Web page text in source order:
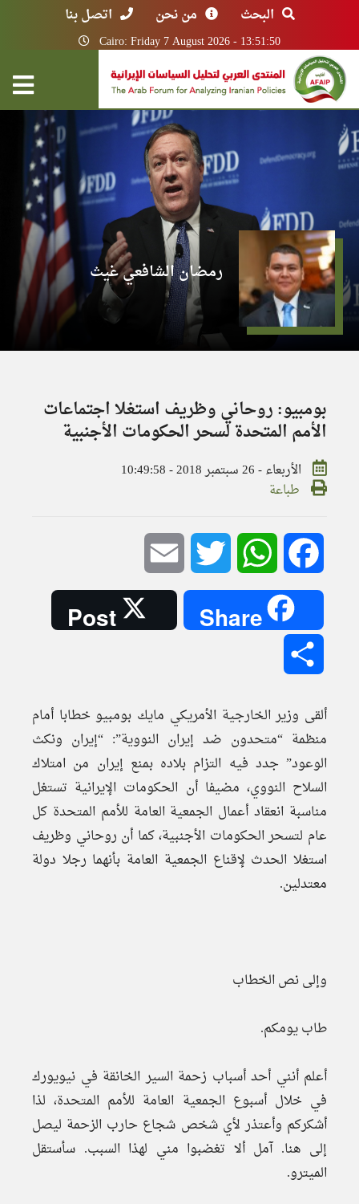
البحث من نحن اتصل بنا
Cairo: Friday 7 August 2026 - 13:51:50
رمضان الشافعي غيث
بومبيو: روحاني وظريف استغلا اجتماعات
الأمم المتحدة لسحر الحكومات الأجنبية
الأربعاء - 26 سبتمبر 2018 - 10:49:58
طباعة
Facebook
WhatsApp
Twitter
Share
Post
ألقى وزير الخارجية الأمريكي مايك بومبيو خطابا أمام
منظمة “متحدون ضد إيران النووية”: “إيران ونكث
الوعود” جدد فيه التزام بلاده بمنع إيران من امتلاك
السلاح النووي، مضيفا أن الحكومات الإيرانية تستغل
مناسبة انعقاد أعمال الجمعية العامة للأمم المتحدة كل
عام لتسحر الحكومات الأجنبية، كما أن روحاني وظريف
استغلا الحدث لإقناع الجمعية العامة بأنهما رجلا دولة
معتدلين.
وإلى نص الخطاب
طاب يومكم.
أعلم أنني أحد أسباب زحمة السير الخانقة في نيويورك
في خلال أسبوع الجمعية العامة للأمم المتحدة، لذا
أشكركم وأعتذر لأي شخص شجاع حارب الزحمة ليصل
إلى هنا. آمل ألا تغضبوا مني لهذا السبب. سأستقل
الميترو.